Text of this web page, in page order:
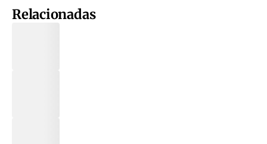
Relacionadas